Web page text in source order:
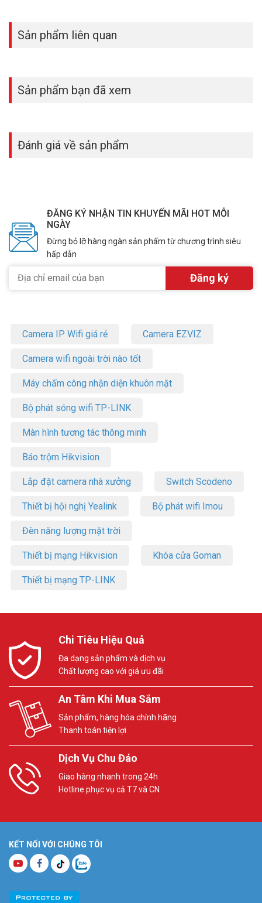
Sản phẩm liên quan
Sản phẩm bạn đã xem
Đánh giá về sản phẩm
ĐĂNG KÝ NHẬN TIN KHUYẾN MÃI HOT MỖI
NGÀY
Đừng bỏ lỡ hàng ngàn sản phẩm từ chương trình siêu
hấp dẫn
Camera IP Wifi giá rẻ Camera EZVIZ
Camera wifi ngoài trời nào tốt
Máy chấm công nhận diện khuôn mặt
Bộ phát sóng wifi TP-LINK
Màn hình tương tác thông minh
Báo trộm Hikvision
Lắp đặt camera nhà xưởng Switch Scodeno
Thiết bị hội nghị Yealink Bộ phát wifi Imou
Đèn năng lượng mặt trời
Thiết bị mạng Hikvision Khóa cửa Goman
Thiết bị mạng TP-LINK
Chi Tiêu Hiệu Quả
Đa dạng sản phẩm và dịch vụ
Chất lượng cao với giá ưu đãi
An Tâm Khi Mua Sắm
Sản phẩm, hàng hóa chính hãng
Thanh toán tiện lợi
Dịch Vụ Chu Đáo
Giao hàng nhanh trong 24h
Hotline phục vụ cả T7 và CN
KẾT NỐI VỚI CHÚNG TÔI